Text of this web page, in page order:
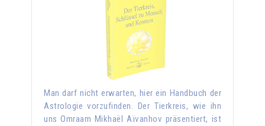
Man darf nicht erwarten, hier ein Handbuch der
Astrologie vorzufinden. Der Tierkreis, wie ihn
uns Omraam Mikhaël Aïvanhov präsentiert, ist